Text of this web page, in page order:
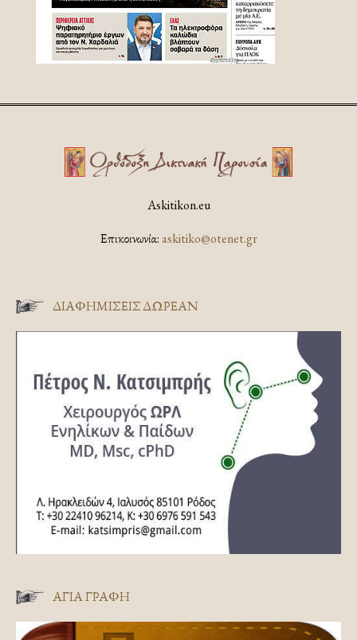
Askitikon.eu
Επικοινωνία:askitiko@otenet.gr
ΔΙΑΦΗΜΊΣΕΙΣ ΔΩΡΕΆΝ
ΑΓΊΑ ΓΡΑΦΉ